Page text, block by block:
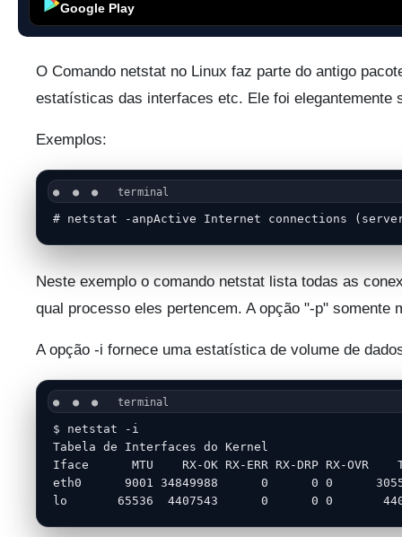
Google Play
O Comando netstat no Linux faz parte do antigo
estatísticas das interfaces etc. Ele foi elegantemente
Exemplos:
Neste exemplo o comando netstat lista todas as
qual processo eles pertencem. A opção "-p"
A opção -i fornece uma estatística de volume de
$ netstat -i
Tabela de Interfaces do Kernel
Iface      MTU    RX-OK RX-ERR RX-DRP RX-OVR
eth0      9001 34849988      0      0 0
lo       65536  4407543      0      0 0